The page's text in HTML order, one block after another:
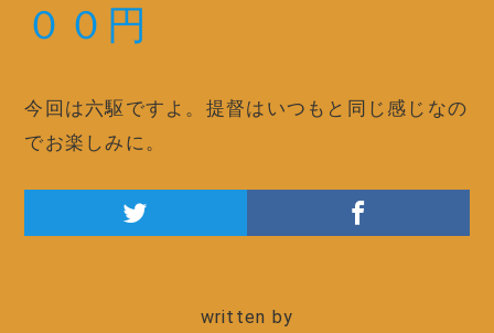
００円
今回は六駆ですよ。提督はいつもと同じ感じなの
でお楽しみに。
written by